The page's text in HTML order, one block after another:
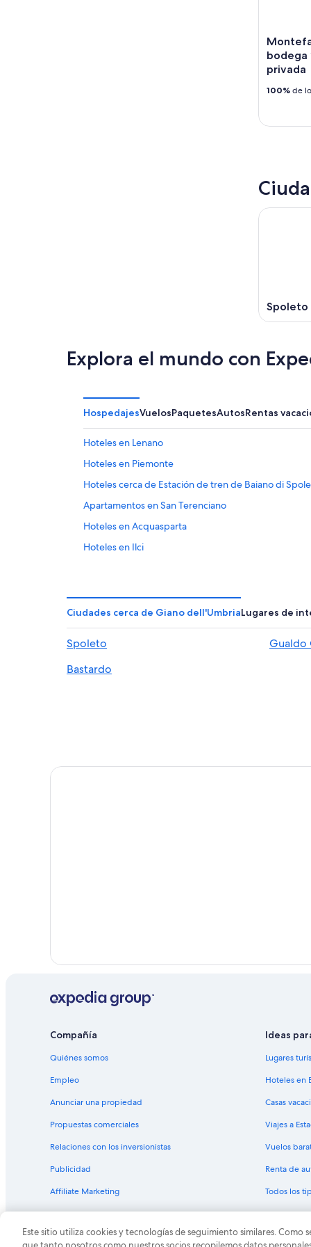
-
16
ago
bodega
privada
100% de
Spoleto
Explora el mundo con
HospedajesVuelosPaquetesAutosRentas
Hoteles en Lenano
Hoteles en Piemonte
Hoteles cerca de Estación de tren de Baiano di
Apartamentos en San Terenciano
Hoteles en Acquasparta
Hoteles en Ilci
Hoteles en Todi
Hoteles en Sant'Eraclio
Hoteles en Beroide
Hoteles 2 estrellas en Poreta
Ciudades cerca de Giano dell'UmbriaLugares de
Spoleto Gualdo
Bastardo
Compañía
Quiénes somos
Empleo
Anunciar una propiedad
Propuestas comerciales
Relaciones con los inversionistas
Publicidad
Affiliate Marketing
Ideas
Lugares
Hoteles en
Casas
Viajes a
Vuelos
Renta de
Todos los
© 2026 Expedia, Inc., una empresa de Expedia Group.
Este sitio utiliza cookies y tecnologías de seguimiento similares. Como